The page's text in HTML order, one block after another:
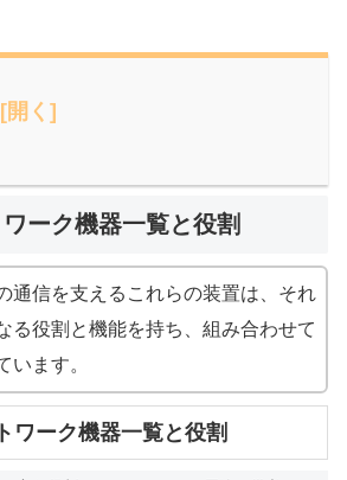
ーク機器一覧と役割
通信を支えるこれらの装置は、それ
る役割と機能を持ち、組み合わせて
います。
ワーク機器一覧と役割